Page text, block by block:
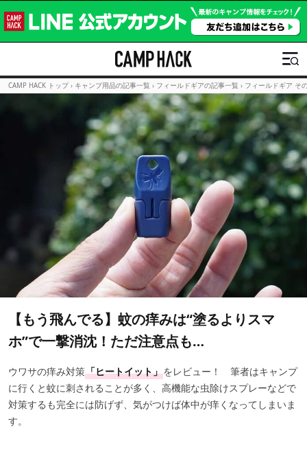
CAMP HACK トップ › キャンプ用品の記事一覧 › フィールドギアの記事一覧 › フィールドギア そ
【もう飛んでる】蚊の痒みは“塗るよりスマ
ホ”で一撃消沈！ただ注意点も…
ウワサの痒み対策「ヒートイット」をレビュー！ 筆者はキャンプ
に行くと蚊に刺されることが多く、高機能な虫除けスプレーなどで
対策するも完全には防げず、気がつけば体中が痒くなってしまいま
す。